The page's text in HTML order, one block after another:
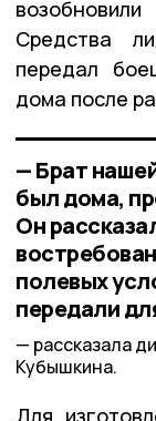
Средства
передал
дома после
— Брат
был дома,
Он
полевых
передали
рассказала
Кубышкина.